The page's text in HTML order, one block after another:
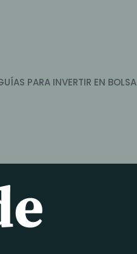
PARA INVERTIR EN BOLSA